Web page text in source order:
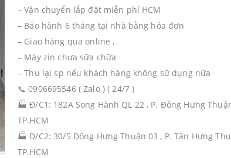
– Vận chuyển lắp đặt miễn phí HCM
– Bảo hành 6 tháng tại nhà bằng hóa đơn
– Giao hàng qua online ,
– Máy zin chưa sữa chữa
– Thu lại sp nếu khách hàng không sữ dụng nữa
📞 0906695546 ( Zalo ) ( 24/7 )
🏭 Đ/C1: 182A Song Hành QL 22 , P. Đông Hưng
TP.HCM
🏭 Đ/C2: 30/5 Đông Hưng Thuận 03 , P. Tân Hưng
TP.HCM